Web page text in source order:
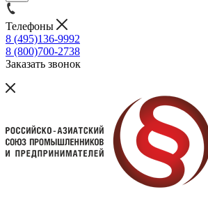
Телефоны
8 (495)136-9992
8 (800)700-2738
Заказать звонок